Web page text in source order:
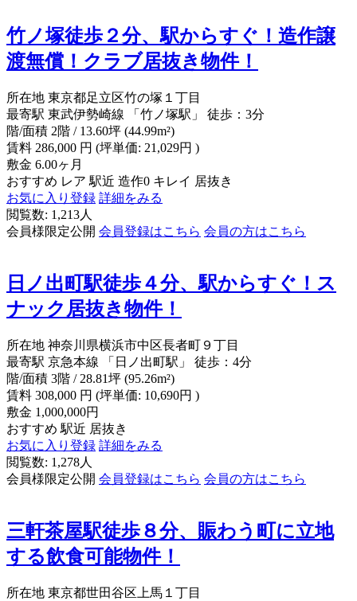
竹ノ塚徒歩２分、駅からすぐ！造作譲
渡無償！クラブ居抜き物件！
所在地 東京都足立区竹の塚１丁目
最寄駅 東武伊勢崎線 「竹ノ塚駅」 徒歩：3分
階/面積 2階 / 13.60坪 (44.99m²)
賃料 286,000 円 (坪単価: 21,029円 )
敷金 6.00ヶ月
おすすめ レア 駅近 造作0 キレイ 居抜き
お気に入り登録 詳細をみる
閲覧数: 1,213人
会員様限定公開 会員登録はこちら 会員の方はこちら
日ノ出町駅徒歩４分、駅からすぐ！ス
ナック居抜き物件！
所在地 神奈川県横浜市中区長者町９丁目
最寄駅 京急本線 「日ノ出町駅」 徒歩：4分
階/面積 3階 / 28.81坪 (95.26m²)
賃料 308,000 円 (坪単価: 10,690円 )
敷金 1,000,000円
おすすめ 駅近 居抜き
お気に入り登録 詳細をみる
閲覧数: 1,278人
会員様限定公開 会員登録はこちら 会員の方はこちら
三軒茶屋駅徒歩８分、賑わう町に立地
する飲食可能物件！
所在地 東京都世田谷区上馬１丁目